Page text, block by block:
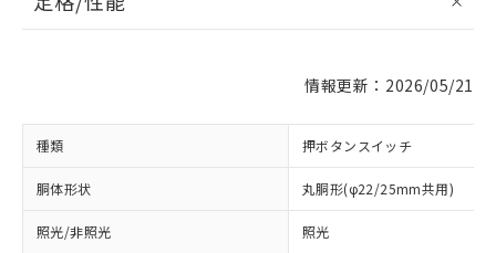
情報更新：2026/05/21
種類 押ボタンスイッチ
胴体形状 丸胴形(φ22/25mm共用)
照光/非照光 照光